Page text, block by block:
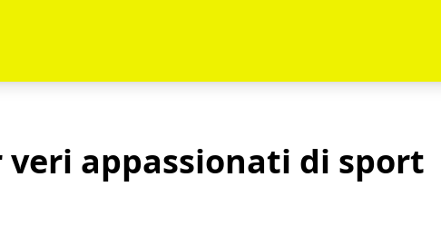
veri appassionati di sport